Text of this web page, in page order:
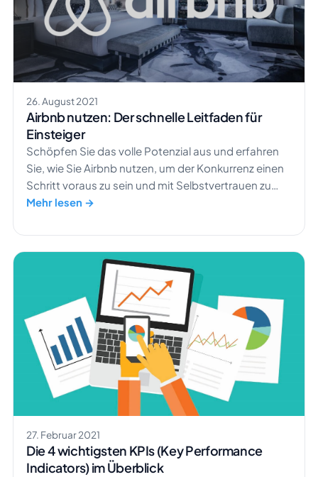
26. August 2021
Airbnb nutzen: Der schnelle Leitfaden für
Einsteiger
Schöpfen Sie das volle Potenzial aus und erfahren
Sie, wie Sie Airbnb nutzen, um der Konkurrenz einen
Schritt voraus zu sein und mit Selbstvertrauen zu
vermieten!
Mehr lesen →
27. Februar 2021
Die 4 wichtigsten KPIs (Key Performance
Indicators) im Überblick